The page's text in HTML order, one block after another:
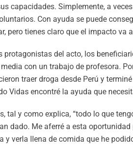
capacidades. Simplemente, a
Con ayuda se puede
pero tienes claro que el impacto va
del acto, los
con un trabajo de profesora.
traer droga desde Perú y
Vidas encontré la ayuda que
tal y como explica, “todo lo que
dado. Me aferré a esta
y verla llena de comida que he